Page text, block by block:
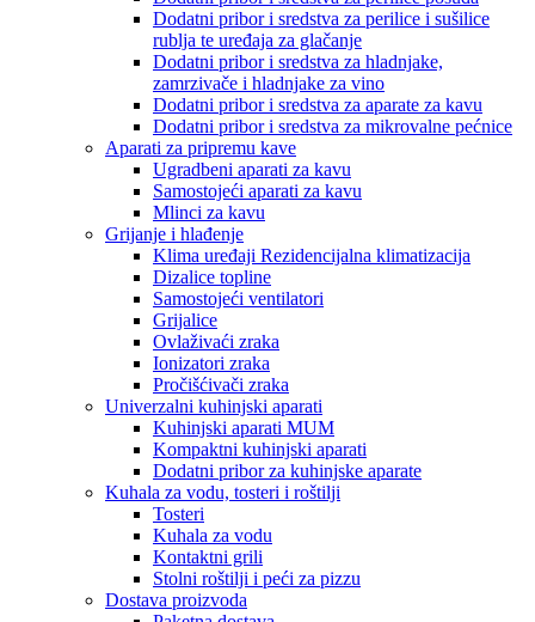
Dodatni pribor i sredstva za perilice i sušilice
rublja te uređaja za glačanje
Dodatni pribor i sredstva za hladnjake,
zamrzivače i hladnjake za vino
Dodatni pribor i sredstva za aparate za kavu
Dodatni pribor i sredstva za mikrovalne pećnice
Aparati za pripremu kave
Ugradbeni aparati za kavu
Samostojeći aparati za kavu
Mlinci za kavu
Grijanje i hlađenje
Klima uređaji Rezidencijalna klimatizacija
Dizalice topline
Samostojeći ventilatori
Grijalice
Ovlaživaći zraka
Ionizatori zraka
Pročišćivači zraka
Univerzalni kuhinjski aparati
Kuhinjski aparati MUM
Kompaktni kuhinjski aparati
Dodatni pribor za kuhinjske aparate
Kuhala za vodu, tosteri i roštilji
Tosteri
Kuhala za vodu
Kontaktni grili
Stolni roštilji i peći za pizzu
Dostava proizvoda